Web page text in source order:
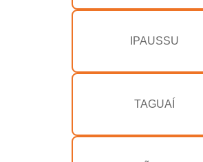
IPAUSSU
TAGUAÍ